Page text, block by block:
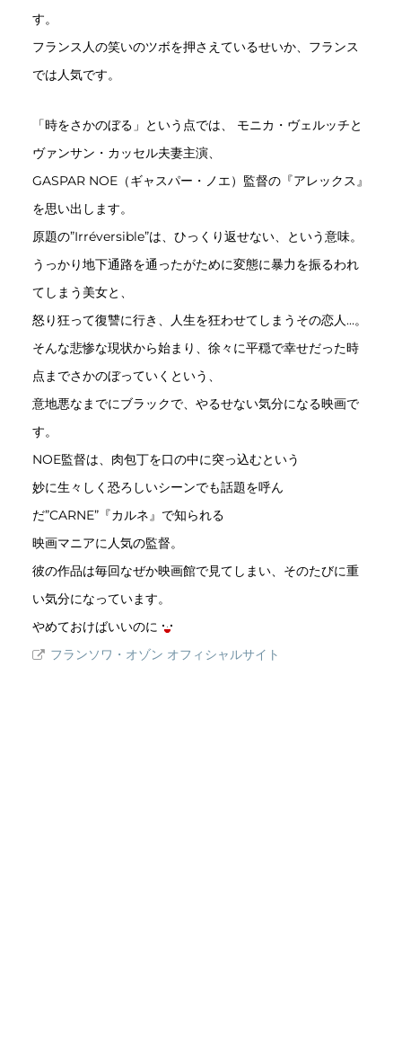
す。
フランス人の笑いのツボを押さえているせいか、フランス
では人気です。
「時をさかのぼる」という点では、 モニカ・ヴェルッチと
ヴァンサン・カッセル夫妻主演、
GASPAR NOE（ギャスパー・ノエ）監督の『アレックス』
を思い出します。
原題の”Irréversible”は、ひっくり返せない、という意味。
うっかり地下通路を通ったがために変態に暴力を振るわれ
てしまう美女と、
怒り狂って復讐に行き、人生を狂わせてしまうその恋人…。
そんな悲惨な現状から始まり、徐々に平穏で幸せだった時
点までさかのぼっていくという、
意地悪なまでにブラックで、やるせない気分になる映画で
す。
NOE監督は、肉包丁を口の中に突っ込むという
妙に生々しく恐ろしいシーンでも話題を呼ん
だ”CARNE”『カルネ』で知られる
映画マニアに人気の監督。
彼の作品は毎回なぜか映画館で見てしまい、そのたびに重
い気分になっています。
やめておけばいいのに
フランソワ・オゾン オフィシャルサイト